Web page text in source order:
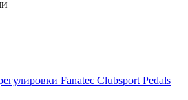
Fanatec Clubsport Pedals